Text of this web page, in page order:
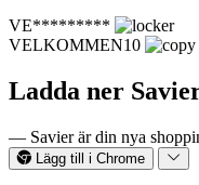
VE*********
VELKOMMEN10
Ladda ner
— Savier är din nya
Lägg till i Chrome